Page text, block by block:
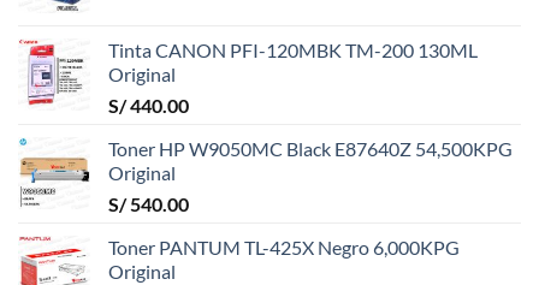
Tinta CANON PFI-120MBK TM-200 130ML
Original
S/440.00
Toner HP W9050MC Black E87640Z 54,500KPG
Original
S/540.00
Toner PANTUM TL-425X Negro 6,000KPG
Original